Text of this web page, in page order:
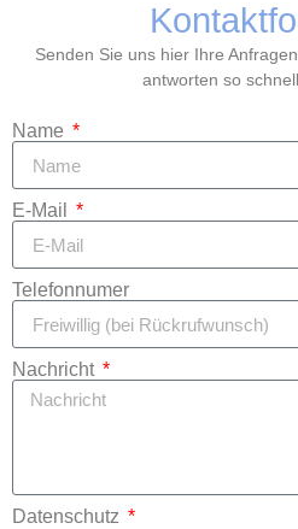
Senden Sie uns hier Ihre
antworten so
Name
E-Mail
Telefonnumer
Nachricht
Datenschutz